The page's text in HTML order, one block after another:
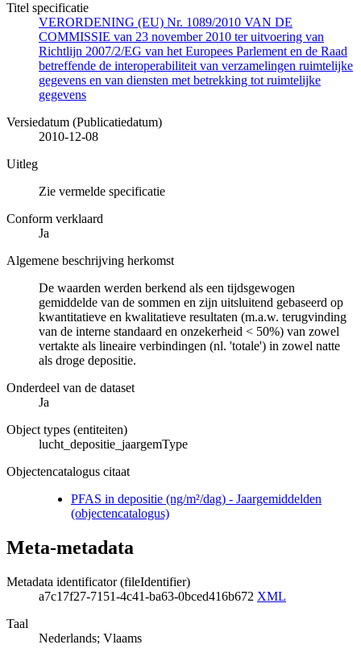
Titel specificatie
VERORDENING (EU) Nr. 1089/2010 VAN DE
COMMISSIE van 23 november 2010 ter uitvoering van
Richtlijn 2007/2/EG van het Europees Parlement en de Raad
betreffende de interoperabiliteit van verzamelingen ruimtelijke
gegevens en van diensten met betrekking tot ruimtelijke
gegevens
Versiedatum (Publicatiedatum)
2010-12-08
Uitleg
Zie vermelde specificatie
Conform verklaard
Ja
Algemene beschrijving herkomst
De waarden werden berkend als een tijdsgewogen
gemiddelde van de sommen en zijn uitsluitend gebaseerd op
kwantitatieve en kwalitatieve resultaten (m.a.w. terugvinding
van de interne standaard en onzekerheid < 50%) van zowel
vertakte als lineaire verbindingen (nl. 'totale') in zowel natte
als droge depositie.
Onderdeel van de dataset
Ja
Object types (entiteiten)
lucht_depositie_jaargemType
Objectencatalogus citaat
PFAS in depositie (ng/m²/dag) - Jaargemiddelden
(objectencatalogus)
Meta-metadata
Metadata identificator (fileIdentifier)
a7c17f27-7151-4c41-ba63-0bced416b672 XML
Taal
Nederlands; Vlaams